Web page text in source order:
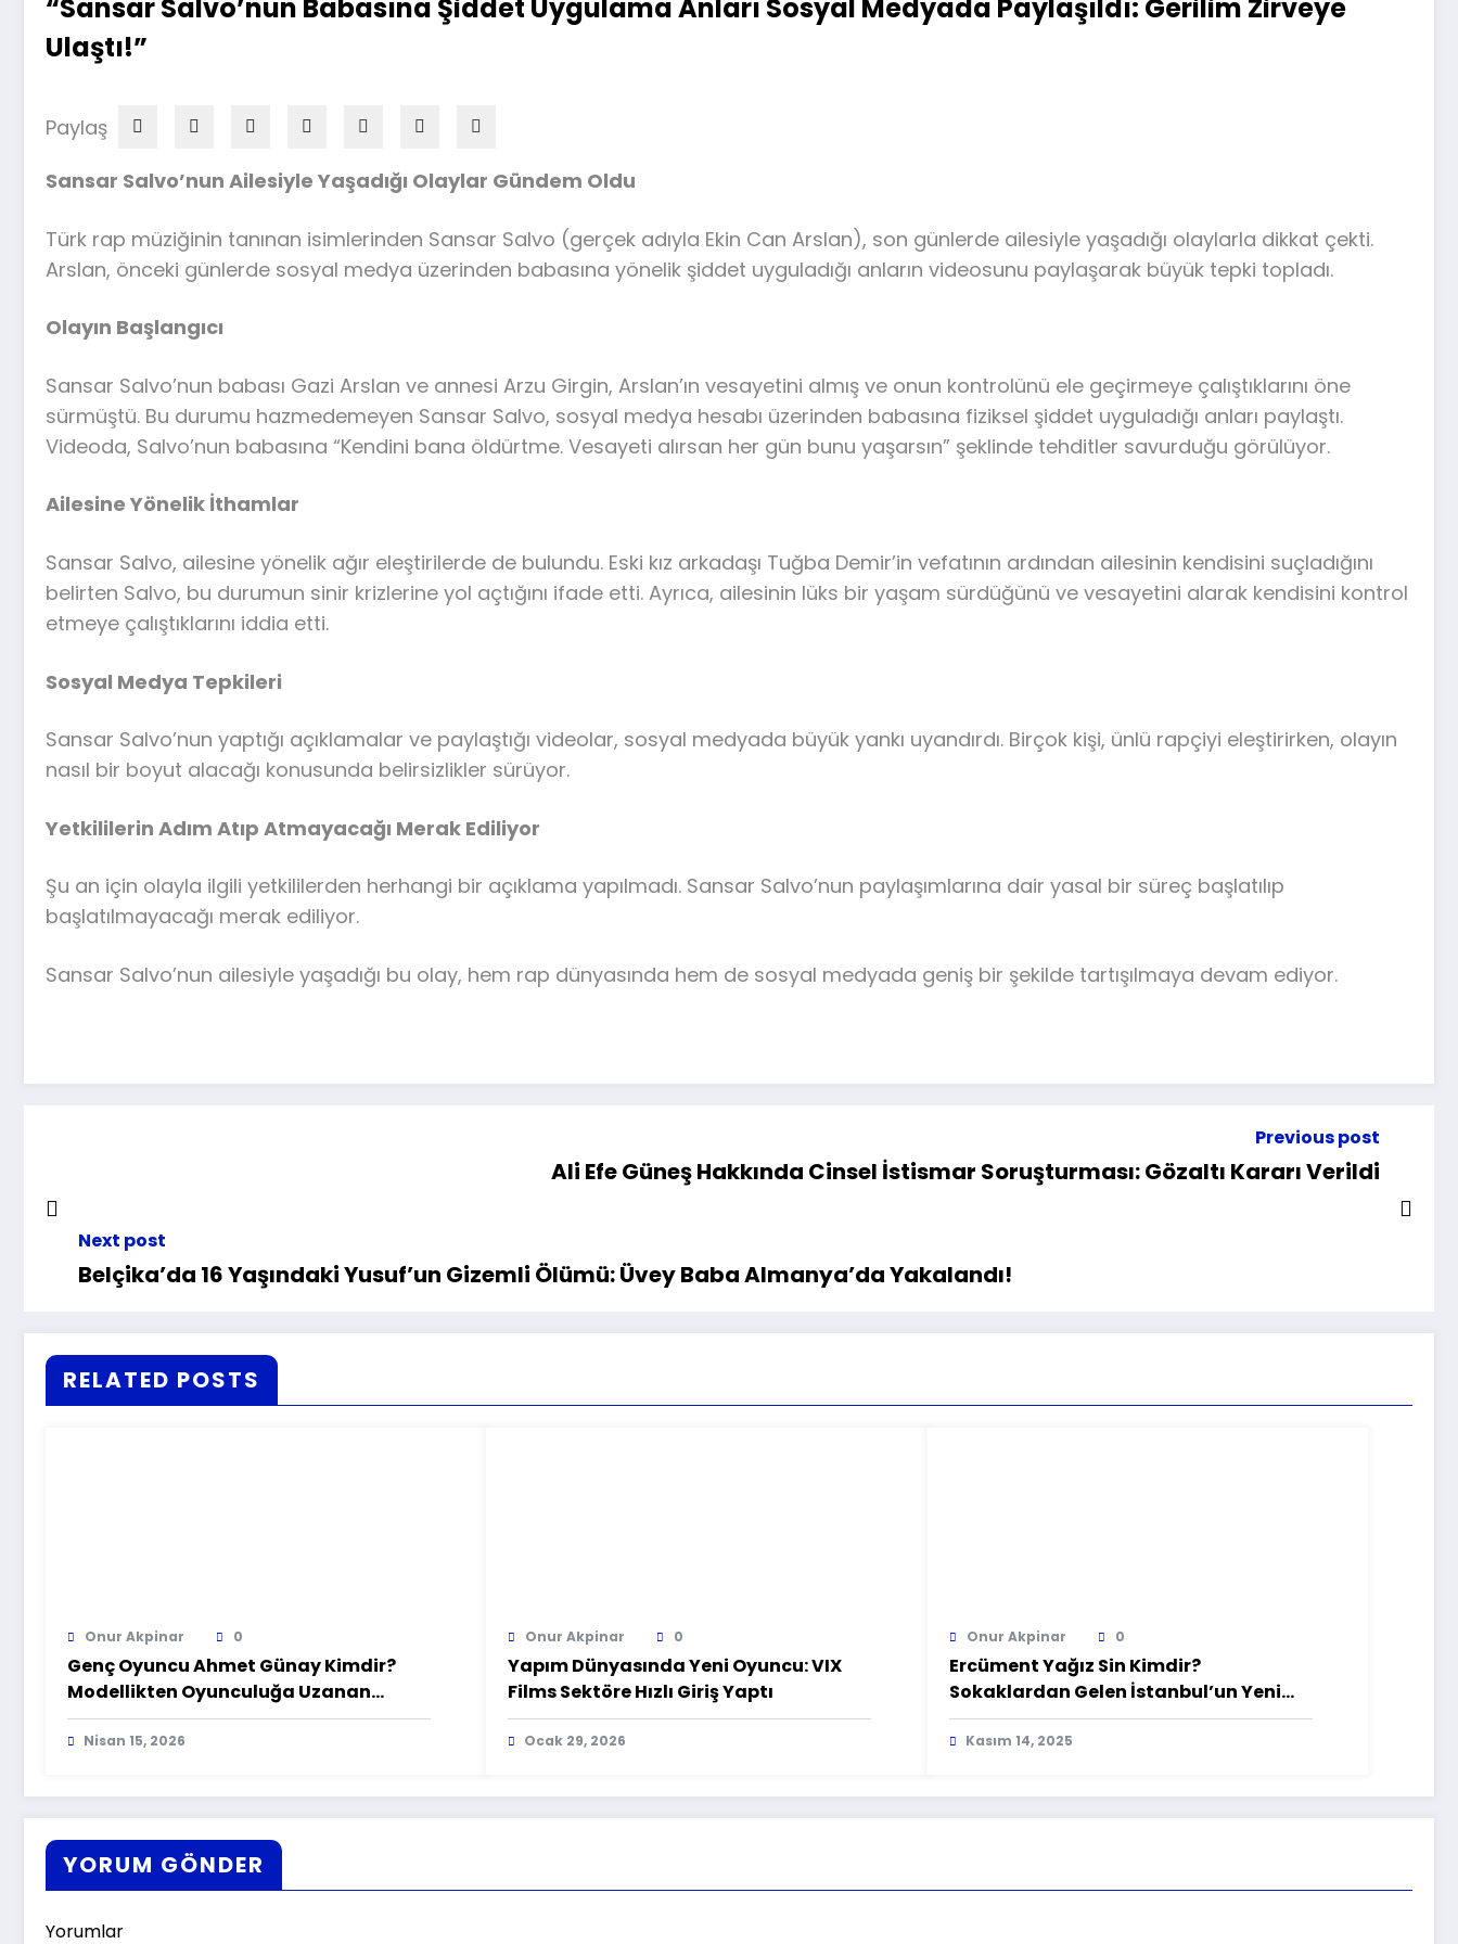
“Sansar Salvo’nun Babasına Şiddet Uygulama Anları Sosyal Medyada Paylaşıldı: Gerilim Zirveye
Ulaştı!”
Paylaş
Sansar Salvo’nun Ailesiyle Yaşadığı Olaylar Gündem Oldu
Türk rap müziğinin tanınan isimlerinden Sansar Salvo (gerçek adıyla Ekin Can Arslan), son günlerde ailesiyle yaşadığı olaylarla dikkat çekti.
Arslan, önceki günlerde sosyal medya üzerinden babasına yönelik şiddet uyguladığı anların videosunu paylaşarak büyük tepki topladı.
Olayın Başlangıcı
Sansar Salvo’nun babası Gazi Arslan ve annesi Arzu Girgin, Arslan’ın vesayetini almış ve onun kontrolünü ele geçirmeye çalıştıklarını öne
sürmüştü. Bu durumu hazmedemeyen Sansar Salvo, sosyal medya hesabı üzerinden babasına fiziksel şiddet uyguladığı anları paylaştı.
Videoda, Salvo’nun babasına “Kendini bana öldürtme. Vesayeti alırsan her gün bunu yaşarsın” şeklinde tehditler savurduğu görülüyor.
Ailesine Yönelik İthamlar
Sansar Salvo, ailesine yönelik ağır eleştirilerde de bulundu. Eski kız arkadaşı Tuğba Demir’in vefatının ardından ailesinin kendisini suçladığını
belirten Salvo, bu durumun sinir krizlerine yol açtığını ifade etti. Ayrıca, ailesinin lüks bir yaşam sürdüğünü ve vesayetini alarak kendisini kontrol
etmeye çalıştıklarını iddia etti.
Sosyal Medya Tepkileri
Sansar Salvo’nun yaptığı açıklamalar ve paylaştığı videolar, sosyal medyada büyük yankı uyandırdı. Birçok kişi, ünlü rapçiyi eleştirirken, olayın
nasıl bir boyut alacağı konusunda belirsizlikler sürüyor.
Yetkililerin Adım Atıp Atmayacağı Merak Ediliyor
Şu an için olayla ilgili yetkililerden herhangi bir açıklama yapılmadı. Sansar Salvo’nun paylaşımlarına dair yasal bir süreç başlatılıp
başlatılmayacağı merak ediliyor.
Sansar Salvo’nun ailesiyle yaşadığı bu olay, hem rap dünyasında hem de sosyal medyada geniş bir şekilde tartışılmaya devam ediyor.
Previous post
Ali Efe Güneş Hakkında Cinsel İstismar Soruşturması: Gözaltı Kararı Verildi
Next post
Belçika’da 16 Yaşındaki Yusuf’un Gizemli Ölümü: Üvey Baba Almanya’da Yakalandı!
RELATED POSTS
Onur Akpinar 0
Genç Oyuncu Ahmet Günay Kimdir?
Modellikten Oyunculuğa Uzanan
Hikaye
Nisan 15, 2026
Onur Akpinar 0
Yapım Dünyasında Yeni Oyuncu: VIX
Films Sektöre Hızlı Giriş Yaptı
Ocak 29, 2026
Onur Akpinar 0
Ercüment Yağız Sin Kimdir?
Sokaklardan Gelen İstanbul’un Yeni
Sesi
Kasım 14, 2025
YORUM GÖNDER
Yorumlar